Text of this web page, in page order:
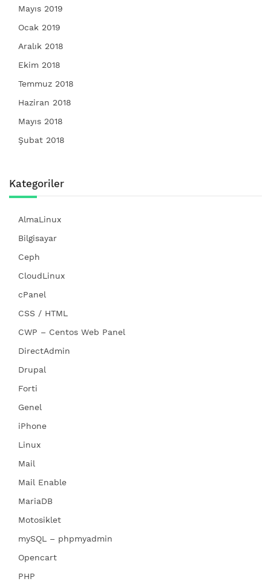
Mayıs 2019
Ocak 2019
Aralık 2018
Ekim 2018
Temmuz 2018
Haziran 2018
Mayıs 2018
Şubat 2018
Kategoriler
AlmaLinux
Bilgisayar
Ceph
CloudLinux
cPanel
CSS / HTML
CWP – Centos Web Panel
DirectAdmin
Drupal
Forti
Genel
iPhone
Linux
Mail
Mail Enable
MariaDB
Motosiklet
mySQL – phpmyadmin
Opencart
PHP